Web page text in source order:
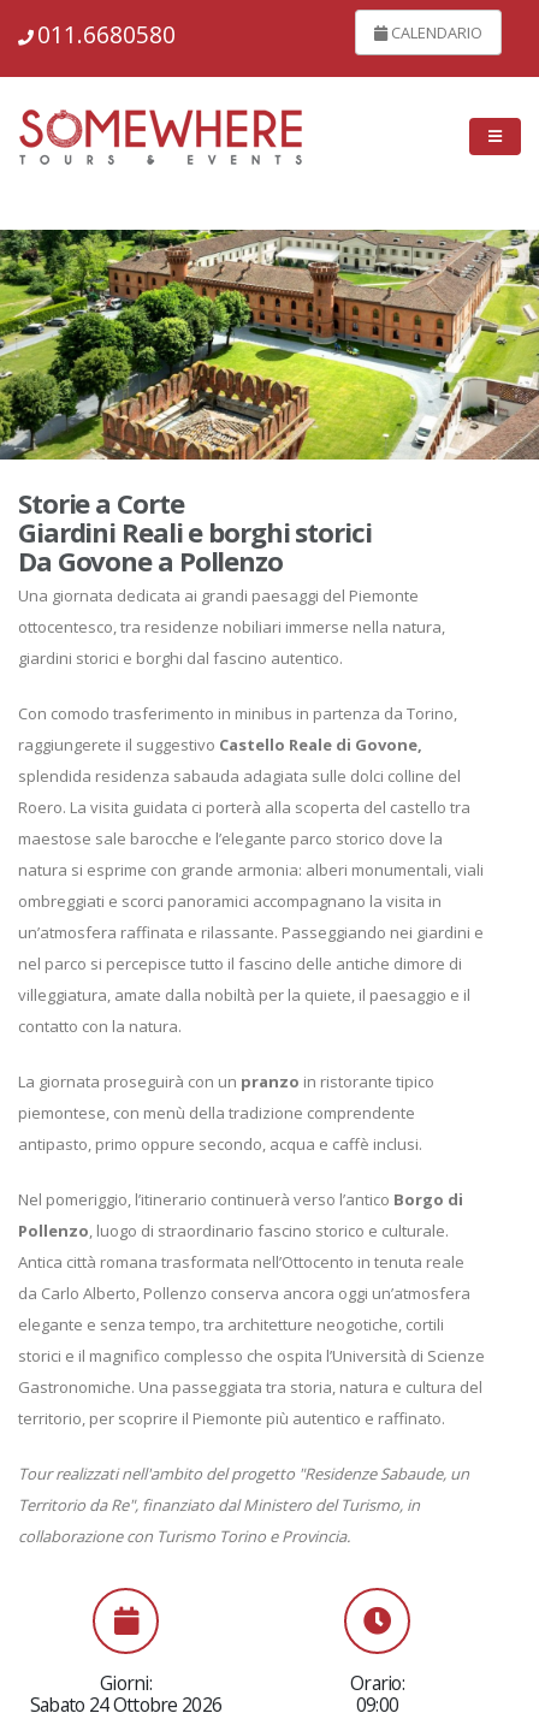
011.6680580 CALENDARIO
Storie a Corte
Giardini Reali e borghi storici
Da Govone a Pollenzo
Una giornata dedicata ai grandi paesaggi del Piemonte
ottocentesco, tra residenze nobiliari immerse nella natura,
giardini storici e borghi dal fascino autentico.
Con comodo trasferimento in minibus in partenza da Torino,
raggiungerete il suggestivo Castello Reale di Govone,
splendida residenza sabauda adagiata sulle dolci colline del
Roero. La visita guidata ci porterà alla scoperta del castello tra
maestose sale barocche e l’elegante parco storico dove la
natura si esprime con grande armonia: alberi monumentali, viali
ombreggiati e scorci panoramici accompagnano la visita in
un’atmosfera raffinata e rilassante. Passeggiando nei giardini e
nel parco si percepisce tutto il fascino delle antiche dimore di
villeggiatura, amate dalla nobiltà per la quiete, il paesaggio e il
contatto con la natura.
La giornata proseguirà con un pranzo in ristorante tipico
piemontese, con menù della tradizione comprendente
antipasto, primo oppure secondo, acqua e caffè inclusi.
Nel pomeriggio, l’itinerario continuerà verso l’antico Borgo di
Pollenzo, luogo di straordinario fascino storico e culturale.
Antica città romana trasformata nell’Ottocento in tenuta reale
da Carlo Alberto, Pollenzo conserva ancora oggi un’atmosfera
elegante e senza tempo, tra architetture neogotiche, cortili
storici e il magnifico complesso che ospita l’Università di Scienze
Gastronomiche. Una passeggiata tra storia, natura e cultura del
territorio, per scoprire il Piemonte più autentico e raffinato.
Tour realizzati nell'ambito del progetto "Residenze Sabaude, un
Territorio da Re", finanziato dal Ministero del Turismo, in
collaborazione con Turismo Torino e Provincia.
Giorni:
Sabato 24 Ottobre 2026
Orario:
09:00